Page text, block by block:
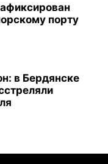
порту
в Бердянске